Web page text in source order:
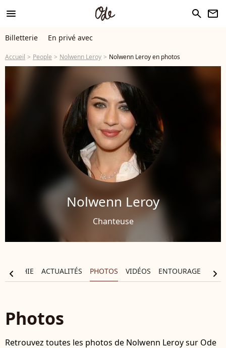
menu search newsletter
Billetterie En privé avec
Accueil People Nolwenn Leroy Nolwenn Leroy en photos
Nolwenn Leroy
Chanteuse
ACTUALITÉS PHOTOS VIDÉOS ENTOURAGE
chevron_left chevron_right
Photos
Retrouvez toutes les photos de Nolwenn Leroy sur Ode